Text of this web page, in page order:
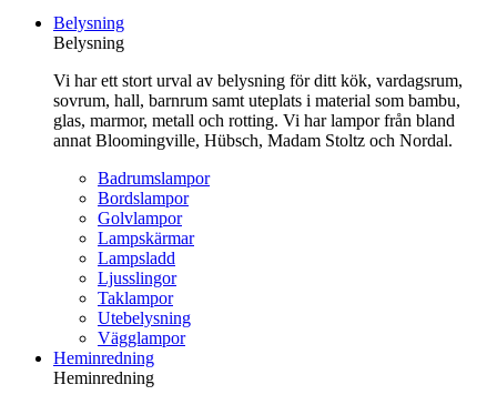
innehållBelysning
Belysning
Vi har ett stort urval av belysning för ditt kök, vardagsrum,
sovrum, hall, barnrum samt uteplats i material som bambu,
glas, marmor, metall och rotting. Vi har lampor från bland
annat Bloomingville, Hübsch, Madam Stoltz och Nordal.
Badrumslampor
Bordslampor
Golvlampor
Lampskärmar
Lampsladd
Ljusslingor
Taklampor
Utebelysning
Vägglampor
Heminredning
Heminredning